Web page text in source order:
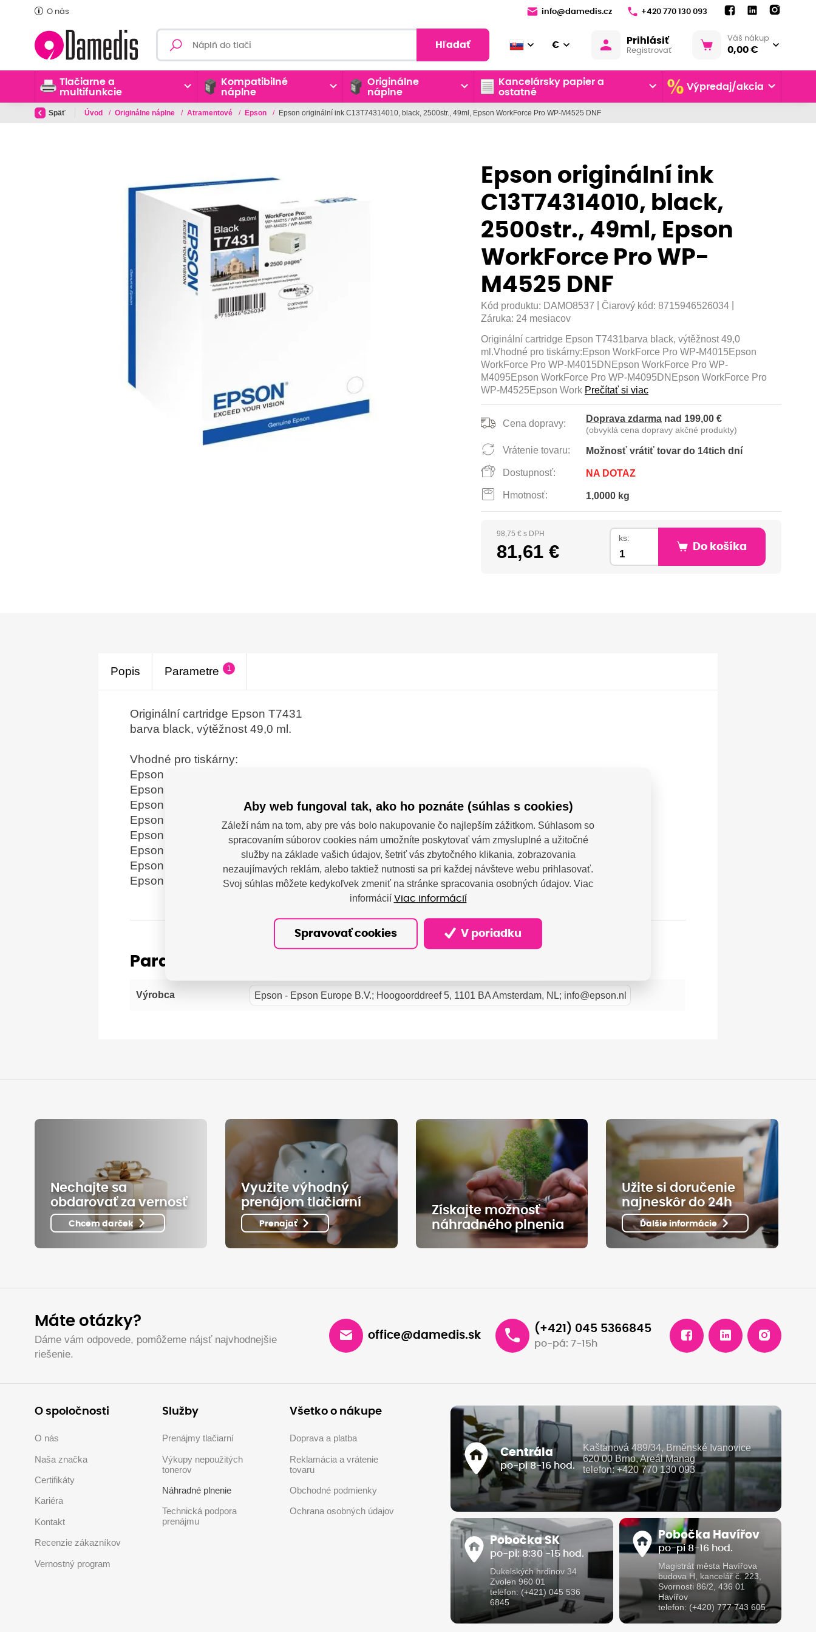
O nás info@damedis.cz +420 770 130 093
Hľadať € Prihlásiť
Registrovať
Váš nákup
0,00 €
Tlačiarne a
multifunkcie
Kompatibilné
náplne
Originálne
náplne
Kancelársky papier a
ostatné
Výpredaj/akcia
Späť Úvod / Originálne náplne / Atramentové / Epson / Epson originální ink C13T74314010, black, 2500str., 49ml, Epson WorkForce Pro WP-M4525 DNF
Epson originální ink
C13T74314010, black,
2500str., 49ml, Epson
WorkForce Pro WP-
M4525 DNF
Kód produktu: DAMO8537 Čiarový kód: 8715946526034
Záruka: 24 mesiacov
Originální cartridge Epson T7431barva black, výtěžnost 49,0
ml.Vhodné pro tiskárny:Epson WorkForce Pro WP-M4015Epson
WorkForce Pro WP-M4015DNEpson WorkForce Pro WP-
M4095Epson WorkForce Pro WP-M4095DNEpson WorkForce Pro
WP-M4525Epson Work Prečítať si viac
Cena dopravy:
Doprava zdarma nad 199,00 €
(obvyklá cena dopravy akčné produkty)
Vrátenie tovaru: Možnosť vrátiť tovar do 14tich dní
Dostupnosť: NA DOTAZ
Hmotnosť: 1,0000 kg
98,75 € s DPH
81,61 €
ks:
Do košíka
Popis Parametre 1
Originální cartridge Epson T7431
barva black, výtěžnost 49,0 ml.
Vhodné pro tiskárny:
Epson WorkForce Pro WP-M4015
Epson WorkForce Pro WP-M4015DN
Epson WorkForce Pro WP-M4095
Epson WorkForce Pro WP-M4095DN
Epson WorkForce Pro WP-M4525
Epson WorkForce Pro WP-M4525DNF
Epson WorkForce Pro WP-M4595
Epson WorkForce Pro WP-M4595DNF
Parametre
Výrobca Epson - Epson Europe B.V.; Hoogoorddreef 5, 1101 BA Amsterdam, NL; info@epson.nl
Nechajte sa
obdarovať za vernosť
Chcem darček
Využite výhodný
prenájom tlačiarní
Prenajať
Získajte možnosť
náhradného plnenia
Užite si doručenie
najneskôr do 24h
Ďalšie informácie
Máte otázky?
Dáme vám odpovede, pomôžeme nájsť najvhodnejšie
riešenie.
office@damedis.sk
(+421) 045 5366845
po-pá: 7-15h
O spoločnosti
O nás
Naša značka
Certifikáty
Kariéra
Kontakt
Recenzie zákazníkov
Vernostný program
Služby
Prenájmy tlačiarní
Výkupy nepoužitých
tonerov
Náhradné plnenie
Technická podpora
prenájmu
Všetko o nákupe
Doprava a platba
Reklamácia a vrátenie
tovaru
Obchodné podmienky
Ochrana osobných údajov
Centrála
po-pi 8-16 hod.
Kaštanová 489/34, Brněnské Ivanovice
620 00 Brno, Areál Manag
telefon: +420 770 130 093
Pobočka SK
po-pi: 8:30 -15 hod.
Dukelských hrdinov 34
Zvolen 960 01
telefon: (+421) 045 536
6845
Pobočka Havířov
po-pi 8-16 hod.
Magistrát města Havířova
budova H, kancelář č. 223,
Svornosti 86/2, 436 01
Havířov
telefon: (+420) 777 743 605
Aby web fungoval tak, ako ho poznáte (súhlas s cookies)
Záleží nám na tom, aby pre vás bolo nakupovanie čo najlepším zážitkom. Súhlasom so
spracovaním súborov cookies nám umožníte poskytovať vám zmysluplné a užitočné
služby na základe vašich údajov, šetriť vás zbytočného klikania, zobrazovania
nezaujímavých reklám, alebo taktiež nutnosti sa pri každej návšteve webu prihlasovať.
Svoj súhlas môžete kedykoľvek zmeniť na stránke spracovania osobných údajov. Viac
informácií Viac informácií
Spravovať cookies V poriadku